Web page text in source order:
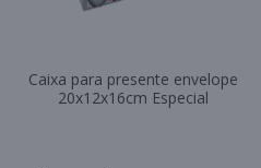
Caixa para presente envelope
20x12x16cm Especial